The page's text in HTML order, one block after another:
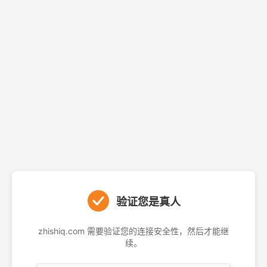
验证您是真人
zhishiq.com 需要验证您的连接安全性，然后才能继
续。